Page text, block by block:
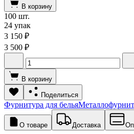
В корзину
100 шт.
24 упак
3 150 ₽
3 500 ₽
В корзину
Поделиться
Фурнитура для белья
О товаре Доставка